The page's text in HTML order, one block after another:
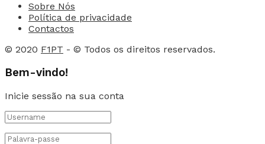
Sobre Nós
Política de privacidade
Contactos
© 2020 F1PT - © Todos os direitos reservados.
Bem-vindo!
Inicie sessão na sua conta